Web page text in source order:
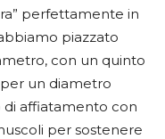
perfettamente in
piazzato
con un quinto
un diametro
di affiatamento con
per sostenere